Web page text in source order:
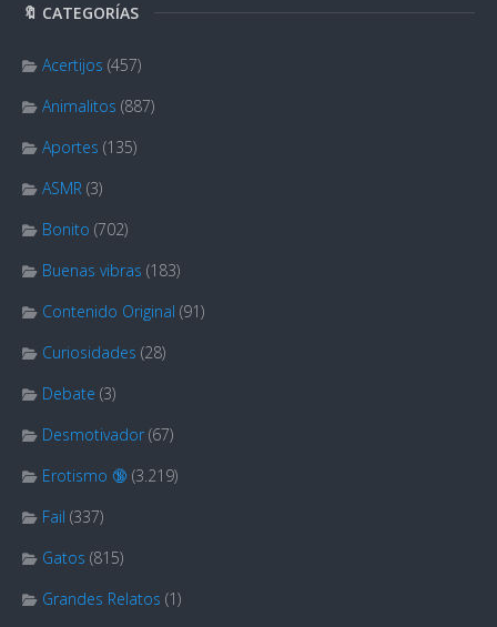
🔖 CATEGORÍAS
Acertijos (457)
Animalitos (887)
Aportes (135)
ASMR (3)
Bonito (702)
Buenas vibras (183)
Contenido Original (91)
Curiosidades (28)
Debate (3)
Desmotivador (67)
Erotismo 🔞 (3.219)
Fail (337)
Gatos (815)
Grandes Relatos (1)